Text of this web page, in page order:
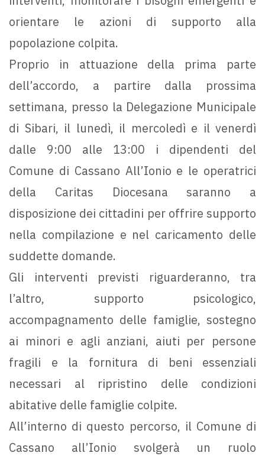
orientare le azioni di supporto alla
popolazione colpita.
Proprio in attuazione della prima parte
dell’accordo, a partire dalla prossima
settimana, presso la Delegazione Municipale
di Sibari, il lunedì, il mercoledì e il venerdì
dalle 9:00 alle 13:00 i dipendenti del
Comune di Cassano All’Ionio e le operatrici
della Caritas Diocesana saranno a
disposizione dei cittadini per offrire supporto
nella compilazione e nel caricamento delle
suddette domande.
Gli interventi previsti riguarderanno, tra
l’altro, supporto psicologico,
accompagnamento delle famiglie, sostegno
ai minori e agli anziani, aiuti per persone
fragili e la fornitura di beni essenziali
necessari al ripristino delle condizioni
abitative delle famiglie colpite.
All’interno di questo percorso, il Comune di
Cassano all’Ionio svolgerà un ruolo